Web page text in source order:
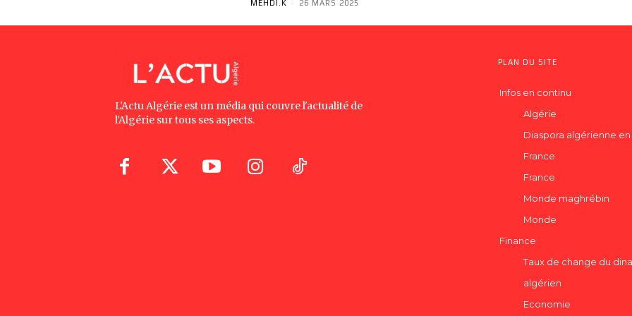
MEHDI.K - 26 MARS 2025
L'Actu Algérie est un média qui couvre l'actualité de
l'Algérie sur tous ses aspects.
PLAN DU SITE
Infos en continu
Algérie
Diaspora algérienne en
France
France
Monde maghrébin
Monde
Finance
Taux de change du
algérien
Economie